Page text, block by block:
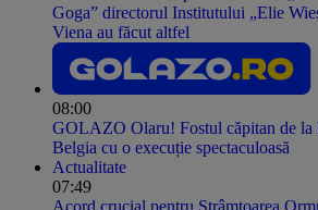
Goga” directorul Institutului „Elie
Viena au făcut altfel
08:00
GOLAZO Olaru! Fostul căpitan de la
Belgia cu o execuție spectaculoasă
Actualitate
07:49
Acord crucial pentru Strâmtoarea